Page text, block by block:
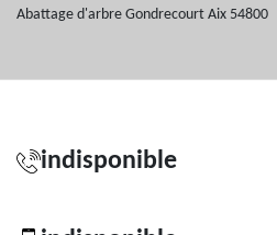
Abattage d'arbre Gondrecourt Aix 54800
indisponible